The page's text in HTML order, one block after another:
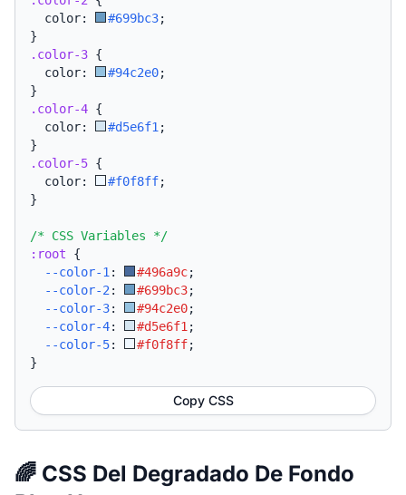
  color:
#699bc3;
}
.color-3 {
  color:
#94c2e0;
}
.color-4 {
  color:
#d5e6f1 ;
}
.color-5 {
  color:
#f0f8ff;
}
/* CSS Variables */
:root {
--color-1 : #496a9c;
--color-2 : #699bc3;
--color-3: #94c2e0;
--color-4: #d5e6f1 ;
--color-5: #f0f8ff;
}
Copy CSS
🌈 CSS Del Degradado De Fondo